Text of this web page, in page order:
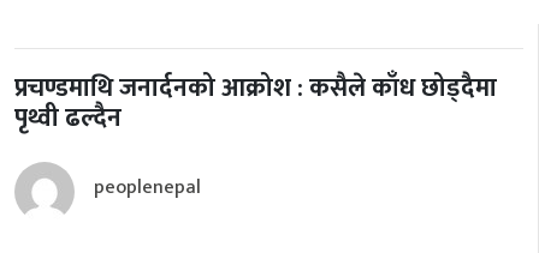
प्रचण्डमाथि जनार्दनको आक्रोश : कसैले काँध छोड्दैमा
पृथ्वी ढल्दैन
peoplenepal